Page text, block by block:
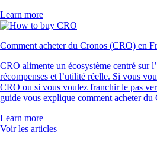
Learn more
Comment acheter du Cronos (CRO) en
CRO alimente un écosystème centré sur
récompenses et l’utilité réelle. Si vous
CRO ou si vous voulez franchir le pas
guide vous explique comment acheter du
Learn more
Voir les articles